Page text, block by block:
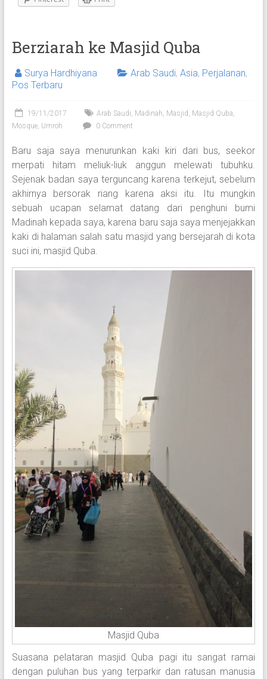
Berziarah ke Masjid Quba
Surya Hardhiyana Arab Saudi, Asia, Perjalanan,
Pos Terbaru
19/11/2017 Arab Saudi Madinah Masjid Masjid Quba
Mosque, Umroh 0 Comment
Baru saja saya menurunkan kaki kiri dari bus, seekor
merpati hitam meliuk-liuk anggun melewati tubuhku.
Sejenak badan saya terguncang karena terkejut, sebelum
akhirnya bersorak riang karena aksi itu. Itu mungkin
sebuah ucapan selamat datang dari penghuni bumi
Madinah kepada saya, karena baru saja saya menjejakkan
kaki di halaman salah satu masjid yang bersejarah di kota
suci ini, masjid Quba.
Masjid Quba
Suasana pelataran masjid Quba pagi itu sangat ramai
dengan puluhan bus yang terparkir dan ratusan manusia